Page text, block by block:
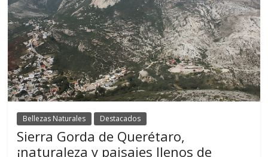
Bellezas Naturales Destacados
Sierra Gorda de Querétaro,
¡naturaleza y paisajes llenos de